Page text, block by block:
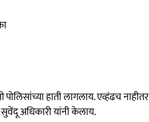
हाती लागलाय. एव्हंढच नाहीतर
अधिकारी यांनी केलाय.